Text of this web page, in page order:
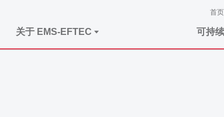
首页
关于 EMS-EFTEC 可持